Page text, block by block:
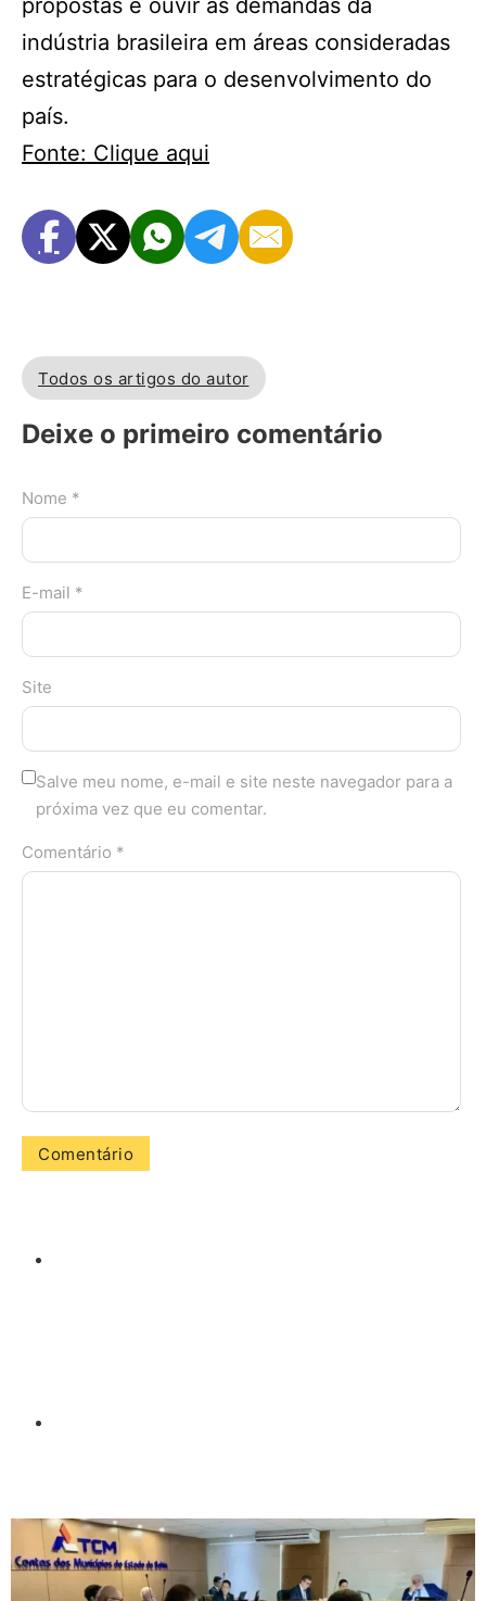
propostas e ouvir as demandas da
indústria brasileira em áreas consideradas
estratégicas para o desenvolvimento do
país.
Fonte: Clique aqui
Todos os artigos do autor
Deixe o primeiro comentário
Nome *
E-mail *
Site
Salve meu nome, e-mail e site neste navegador para a
próxima vez que eu comentar.
Comentário *